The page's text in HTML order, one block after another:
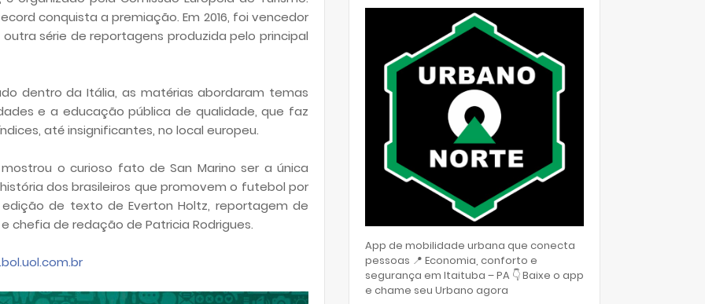
conquista a premiação. Em 2016, foi vencedor
série de reportagens produzida pelo principal
dentro da Itália, as matérias abordaram temas
e a educação pública de qualidade, que faz
até insignificantes, no local europeu.
o curioso fato de San Marino ser a única
dos brasileiros que promovem o futebol por
de texto de Everton Holtz, reportagem de
chefia de redação de Patricia Rodrigues.
App de mobilidade urbana que conecta
pessoas 📍 Economia, conforto e
segurança em Itaituba – PA 👇 Baixe o app
e chame seu Urbano agora